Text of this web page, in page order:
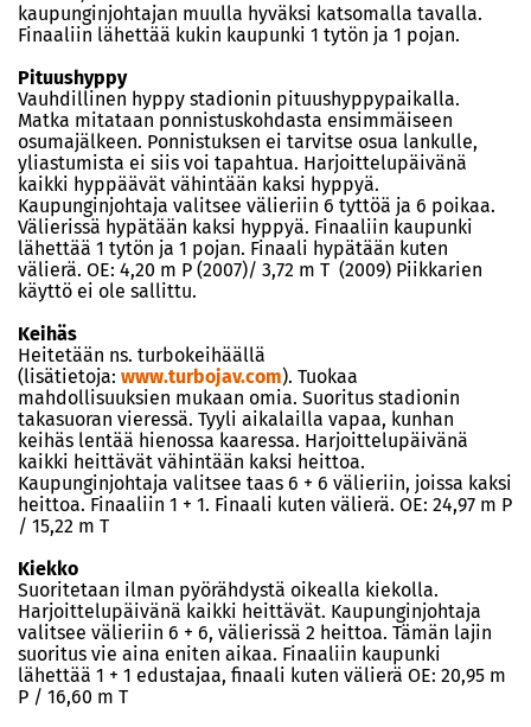
kaupunginjohtajan muulla hyväksi katsomalla tavalla.
Finaaliin lähettää kukin kaupunki 1 tytön ja 1 pojan.
Pituushyppy
Vauhdillinen hyppy stadionin pituushyppypaikalla.
Matka mitataan ponnistuskohdasta ensimmäiseen
osumajälkeen. Ponnistuksen ei tarvitse osua lankulle,
yliastumista ei siis voi tapahtua. Harjoittelupäivänä
kaikki hyppäävät vähintään kaksi hyppyä.
Kaupunginjohtaja valitsee välieriin 6 tyttöä ja 6 poikaa.
Välierissä hypätään kaksi hyppyä. Finaaliin kaupunki
lähettää 1 tytön ja 1 pojan. Finaali hypätään kuten
välierä. OE: 4,20 m P (2007)/ 3,72 m T (2009) Piikkarien
käyttö ei ole sallittu.
Keihäs
Heitetään ns. turbokeihäällä
(lisätietoja: www.turbojav.com). Tuokaa
mahdollisuuksien mukaan omia. Suoritus stadionin
takasuoran vieressä. Tyyli aikalailla vapaa, kunhan
keihäs lentää hienossa kaaressa. Harjoittelupäivänä
kaikki heittävät vähintään kaksi heittoa.
Kaupunginjohtaja valitsee taas 6 + 6 välieriin, joissa kaksi
heittoa. Finaaliin 1 + 1. Finaali kuten välierä. OE: 24,97 m P
/ 15,22 m T
Kiekko
Suoritetaan ilman pyörähdystä oikealla kiekolla.
Harjoittelupäivänä kaikki heittävät. Kaupunginjohtaja
valitsee välieriin 6 + 6, välierissä 2 heittoa. Tämän lajin
suoritus vie aina eniten aikaa. Finaaliin kaupunki
lähettää 1 + 1 edustajaa, finaali kuten välierä OE: 20,95 m
P / 16,60 m T